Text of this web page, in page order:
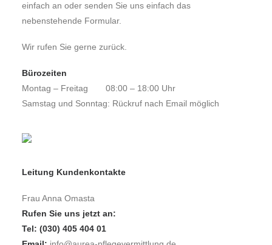
einfach an oder senden Sie uns einfach das
nebenstehende Formular.
Wir rufen Sie gerne zurück.
Bürozeiten
Montag – Freitag
08:00 – 18:00 Uhr
Samstag und Sonntag: Rückruf nach Email möglich
Leitung Kundenkontakte
Frau Anna Omasta
Rufen Sie uns jetzt an:
Tel: (030) 405 404 01